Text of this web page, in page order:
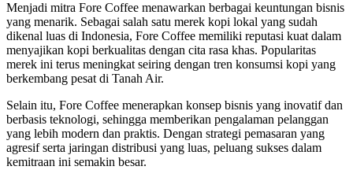
Menjadi mitra Fore Coffee menawarkan berbagai keuntungan bisnis
yang menarik. Sebagai salah satu merek kopi lokal yang sudah
dikenal luas di Indonesia, Fore Coffee memiliki reputasi kuat dalam
menyajikan kopi berkualitas dengan cita rasa khas. Popularitas
merek ini terus meningkat seiring dengan tren konsumsi kopi yang
berkembang pesat di Tanah Air.
Selain itu, Fore Coffee menerapkan konsep bisnis yang inovatif dan
berbasis teknologi, sehingga memberikan pengalaman pelanggan
yang lebih modern dan praktis. Dengan strategi pemasaran yang
agresif serta jaringan distribusi yang luas, peluang sukses dalam
kemitraan ini semakin besar.